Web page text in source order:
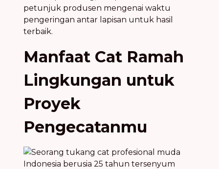
petunjuk produsen mengenai waktu
pengeringan antar lapisan untuk hasil
terbaik.
Manfaat Cat Ramah
Lingkungan untuk
Proyek
Pengecatanmu